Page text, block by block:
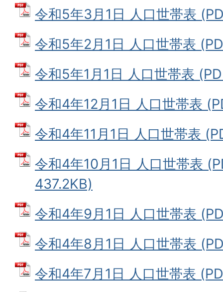
令和5年3月1日 人口世帯表
令和5年2月1日 人口世帯表
令和5年1月1日 人口世帯表
令和4年12月1日 人口世帯表
令和4年11月1日 人口世帯表
令和4年10月1日 人口世帯表
437.2KB)
令和4年9月1日 人口世帯表
令和4年8月1日 人口世帯表
令和4年7月1日 人口世帯表